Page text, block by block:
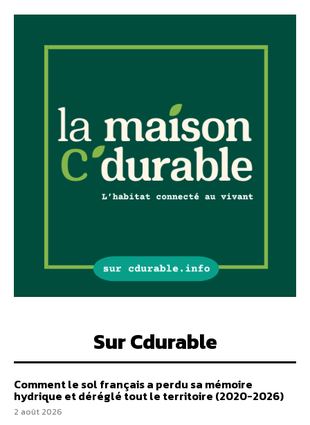
Sur Cdurable
Comment le sol français a perdu sa mémoire
hydrique et déréglé tout le territoire (2020-2026)
2 août 2026